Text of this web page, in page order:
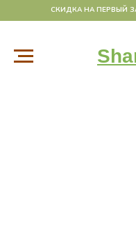
СКИДКА НА ПЕРВЫЙ